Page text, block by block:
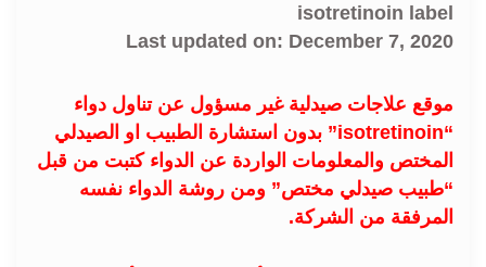
isotretinoin label
Last updated on: December 7, 2020
موقع علاجات صيدلية غير مسؤول عن تناول دواء
“isotretinoin” بدون استشارة الطبيب او الصيدلي
المختص والمعلومات الواردة عن الدواء كتبت من قبل
“طبيب صيدلي مختص” ومن روشة الدواء نفسه
المرفقة من الشركة.